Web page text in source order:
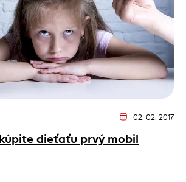
Dátum vydania
02. 02. 2017
dieťaťu prvý mobil